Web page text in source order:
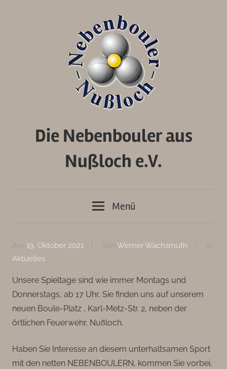
Die Nebenbouler aus
Nußloch e.V.
Menü
Am 19. Oktober 2021 Von Werner Wachsmuth
In
Aktuelles
Unsere Spieltage sind wie immer Montags und
Donnerstags, ab 17 Uhr, Sie finden uns auf unserem
neuen Boule-Platz , Karl-Metz-Str. 2, neben der
örtlichen Feuerwehr, Nußloch.
Haben Sie Interesse an diesem unterhaltsamen Sport
mit den netten NEBENBOULERN, kommen Sie vorbei,